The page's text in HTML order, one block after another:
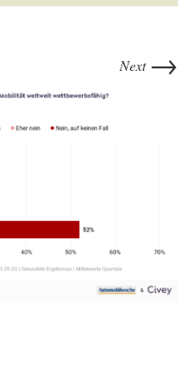
Next →